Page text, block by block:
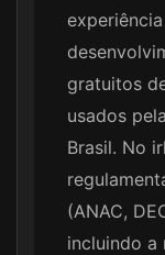
gratuitos
usados
Brasil. No
(ANAC,
incluindo a